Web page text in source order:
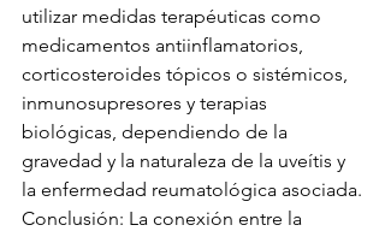
utilizar medidas terapéuticas como
medicamentos antiinflamatorios,
corticosteroides tópicos o sistémicos,
inmunosupresores y terapias
biológicas, dependiendo de la
gravedad y la naturaleza de la uveítis y
la enfermedad reumatológica asociada.
Conclusión: La conexión entre la